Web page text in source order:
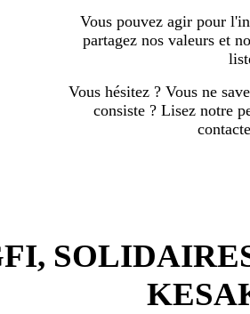
Vous pouvez agir pour
partagez nos valeurs et
Vous hésitez ? Vous ne
consiste ? Lisez notre